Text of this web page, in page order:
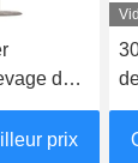
de
prix